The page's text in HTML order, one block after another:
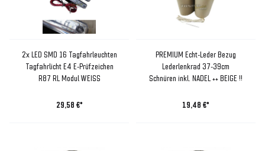
2x LED SMD 16 Tagfahrleuchten
Tagfahrlicht E4 E-Prüfzeichen
R87 RL Modul WEISS
29,58 €*
PREMIUM Echt-Leder Bezug
Lederlenkrad 37-39cm
Schnüren inkl. NADEL ++ BEIGE !!
19,48 €*